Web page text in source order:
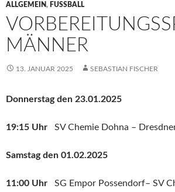
ALLGEMEIN, FUSSBALL
MÄNNER
13. JANUAR 2025 SEBASTIAN FISCHER
Donnerstag den 23.01.2025
19:15 Uhr SV Chemie Dohna –
Samstag den 01.02.2025
11:00 Uhr SG Empor Possendorf– SV